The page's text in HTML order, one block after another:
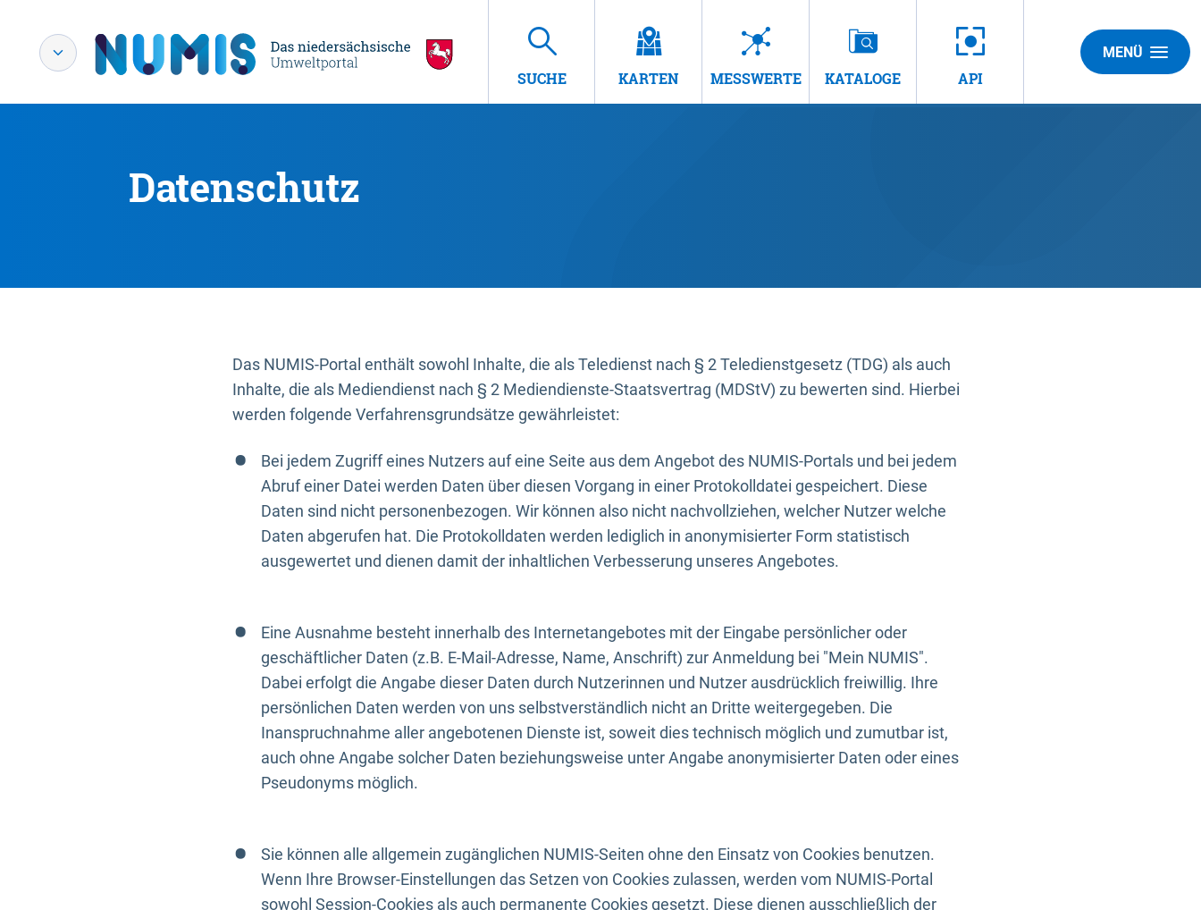
SUCHE KARTEN MESSWERTE KATALOGE API
MENÜ
Datenschutz
Das NUMIS-Portal enthält sowohl Inhalte, die als Teledienst nach § 2 Teledienstgesetz (TDG) als auch
Inhalte, die als Mediendienst nach § 2 Mediendienste-Staatsvertrag (MDStV) zu bewerten sind. Hierbei
werden folgende Verfahrensgrundsätze gewährleistet:
Bei jedem Zugriff eines Nutzers auf eine Seite aus dem Angebot des NUMIS-Portals und bei jedem
Abruf einer Datei werden Daten über diesen Vorgang in einer Protokolldatei gespeichert. Diese
Daten sind nicht personenbezogen. Wir können also nicht nachvollziehen, welcher Nutzer welche
Daten abgerufen hat. Die Protokolldaten werden lediglich in anonymisierter Form statistisch
ausgewertet und dienen damit der inhaltlichen Verbesserung unseres Angebotes.
Eine Ausnahme besteht innerhalb des Internetangebotes mit der Eingabe persönlicher oder
geschäftlicher Daten (z.B. E-Mail-Adresse, Name, Anschrift) zur Anmeldung bei "Mein NUMIS".
Dabei erfolgt die Angabe dieser Daten durch Nutzerinnen und Nutzer ausdrücklich freiwillig. Ihre
persönlichen Daten werden von uns selbstverständlich nicht an Dritte weitergegeben. Die
Inanspruchnahme aller angebotenen Dienste ist, soweit dies technisch möglich und zumutbar ist,
auch ohne Angabe solcher Daten beziehungsweise unter Angabe anonymisierter Daten oder eines
Pseudonyms möglich.
Sie können alle allgemein zugänglichen NUMIS-Seiten ohne den Einsatz von Cookies benutzen.
Wenn Ihre Browser-Einstellungen das Setzen von Cookies zulassen, werden vom NUMIS-Portal
sowohl Session-Cookies als auch permanente Cookies gesetzt. Diese dienen ausschließlich der